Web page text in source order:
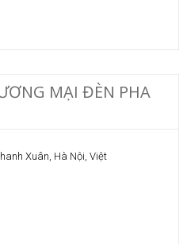
MẠI ĐÈN PHA
Xuân, Hà Nội, Việt